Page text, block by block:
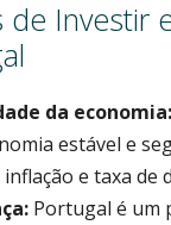
de Investir
da economia:
estável e
inflação e taxa de
Portugal é um